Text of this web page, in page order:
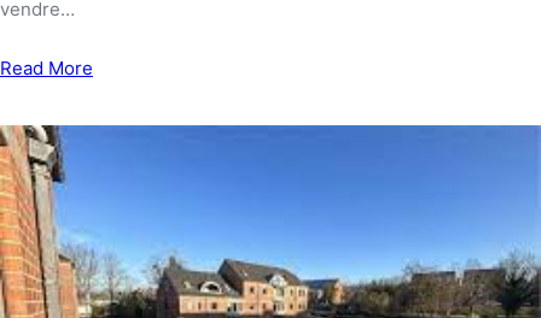
vendre…
Read More